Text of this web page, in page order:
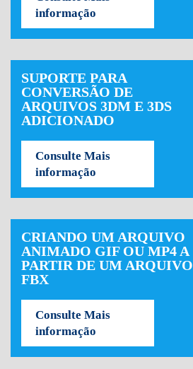
informação
SUPORTE PARA
CONVERSÃO DE
ARQUIVOS 3DM E 3DS
ADICIONADO
Consulte Mais
informação
CRIANDO UM ARQUIVO
ANIMADO GIF OU MP4 A
PARTIR DE UM ARQUIVO
FBX
Consulte Mais
informação